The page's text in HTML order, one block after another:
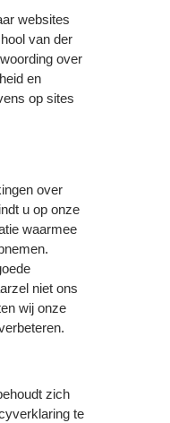
websites
van der
over
en
op sites
over
u op onze
waarmee
niet ons
wij onze
zich
te